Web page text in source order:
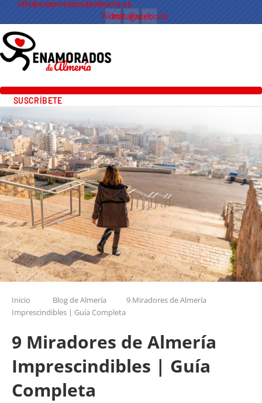
info@enamoradosdealmeria.es
Tiktok
Instagram
Facebook
SUSCRÍBETE
Inicio Blog de Almería
9 Miradores de Almería
Imprescindibles | Guía Completa
9 Miradores de Almería
Imprescindibles | Guía
Completa